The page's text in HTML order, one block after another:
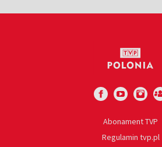
Abonament TVP
Regulamin tvp.pl